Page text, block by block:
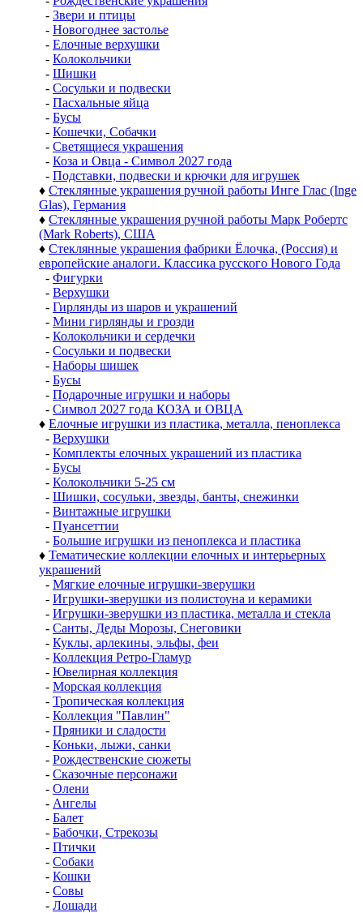
- Звери и птицы
- Новогоднее застолье
- Елочные верхушки
- Колокольчики
- Шишки
- Сосульки и подвески
- Пасхальные яйца
- Бусы
- Кошечки, Собачки
- Светящиеся украшения
- Коза и Овца - Символ 2027 года
- Подставки, подвески и крючки для игрушек
♦ Стеклянные украшения ручной работы Инге Глас (Inge
Glas), Германия
♦ Стеклянные украшения ручной работы Марк Робертс
(Mark Roberts), США
♦ Стеклянные украшения фабрики Ёлочка, (Россия) и
европейские аналоги. Классика русского Нового Года
- Фигурки
- Верхушки
- Гирлянды из шаров и украшений
- Мини гирлянды и грозди
- Колокольчики и сердечки
- Сосульки и подвески
- Наборы шишек
- Бусы
- Подарочные игрушки и наборы
- Символ 2027 года КОЗА и ОВЦА
♦ Елочные игрушки из пластика, металла, пеноплекса
- Верхушки
- Комплекты елочных украшений из пластика
- Бусы
- Колокольчики 5-25 см
- Шишки, сосульки, звезды, банты, снежинки
- Винтажные игрушки
- Пуансеттии
- Большие игрушки из пеноплекса и пластика
♦ Тематические коллекции елочных и интерьерных
украшений
- Мягкие елочные игрушки-зверушки
- Игрушки-зверушки из полистоуна и керамики
- Игрушки-зверушки из пластика, металла и стекла
- Санты, Деды Морозы, Снеговики
- Куклы, арлекины, эльфы, феи
- Коллекция Ретро-Гламур
- Ювелирная коллекция
- Морская коллекция
- Тропическая коллекция
- Коллекция "Павлин"
- Пряники и сладости
- Коньки, лыжи, санки
- Рождественские сюжеты
- Сказочные персонажи
- Олени
- Ангелы
- Балет
- Бабочки, Стрекозы
- Птички
- Собаки
- Кошки
- Совы
- Лошади